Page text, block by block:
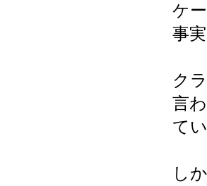
ケ
事
ク
言
て
し